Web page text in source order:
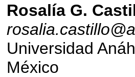
Rosalía G.
Universidad
México